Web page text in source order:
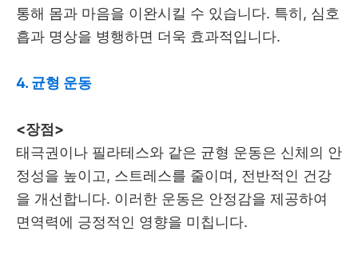
통해 몸과 마음을 이완시킬 수 있습니다. 특히, 심호
흡과 명상을 병행하면 더욱 효과적입니다.
4. 균형 운동
<장점>
태극권이나 필라테스와 같은 균형 운동은 신체의 안
정성을 높이고, 스트레스를 줄이며, 전반적인 건강
을 개선합니다. 이러한 운동은 안정감을 제공하여
면역력에 긍정적인 영향을 미칩니다.